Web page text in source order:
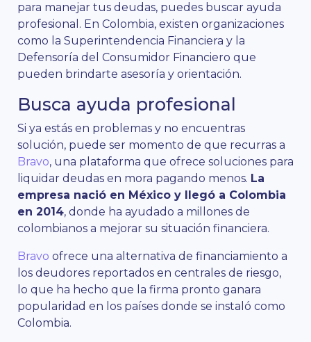
para manejar tus deudas, puedes buscar ayuda
profesional. En Colombia, existen organizaciones
como la Superintendencia Financiera y la
Defensoría del Consumidor Financiero que
pueden brindarte asesoría y orientación.
Busca ayuda profesional
Si ya estás en problemas y no encuentras
solución, puede ser momento de que recurras a
Bravo, una plataforma que ofrece soluciones para
liquidar deudas en mora pagando menos. La
empresa nació en México y llegó a Colombia
en 2014, donde ha ayudado a millones de
colombianos a mejorar su situación financiera.
Bravo ofrece una alternativa de financiamiento a
los deudores reportados en centrales de riesgo,
lo que ha hecho que la firma pronto ganara
popularidad en los países donde se instaló como
Colombia.